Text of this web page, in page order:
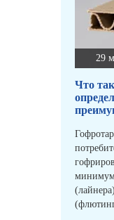
29
Что
минимум